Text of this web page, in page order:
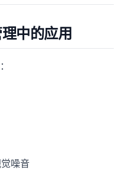
中的应用
噪音